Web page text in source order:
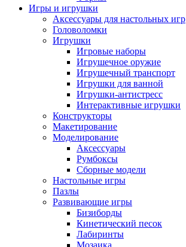
Игры и игрушки
Аксессуары для настольных игр
Головоломки
Игрушки
Игровые наборы
Игрушечное оружие
Игрушечный транспорт
Игрушки для ванной
Игрушки-антистресс
Интерактивные игрушки
Конструкторы
Макетирование
Моделирование
Аксессуары
Румбоксы
Сборные модели
Настольные игры
Пазлы
Развивающие игры
Бизиборды
Кинетический песок
Лабиринты
Мозаика